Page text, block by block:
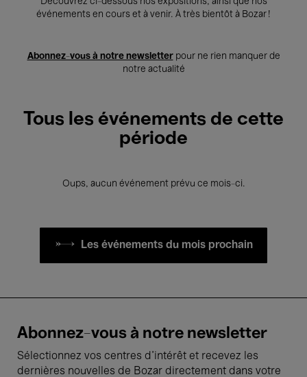
événements en cours et à venir. À très bientôt à Bozar !
Abonnez-vous à notre newsletterpour ne rien manquer de
notre actualité
Tous les événements de cette
période
Oups, aucun événement prévu ce mois-ci.
Les événements du mois prochain
Abonnez-vous à notre newsletter
Sélectionnez vos centres d'intérêt et recevez les
dernières nouvelles de Bozar directement dans votre